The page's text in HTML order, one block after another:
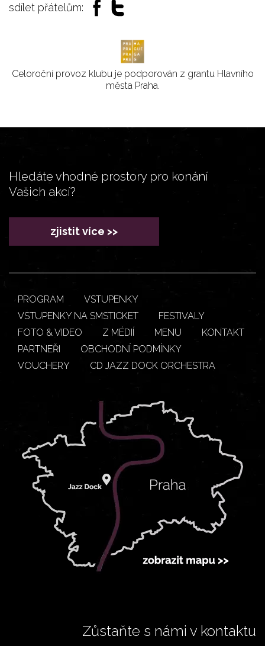
sdílet přátelům:
Celoroční provoz klubu je podporován z grantu Hlavního
města Praha.
Hledáte vhodné prostory pro konání
Vašich akcí?
zjistit více >>
PROGRAM
VSTUPENKY
VSTUPENKY NA SMSTICKET
FESTIVALY
FOTO & VIDEO
Z MÉDIÍ MENU
KONTAKT
PARTNEŘI
OBCHODNÍ PODMÍNKY
VOUCHERY
CD JAZZ DOCK ORCHESTRA
Zůstaňte s námi v kontaktu